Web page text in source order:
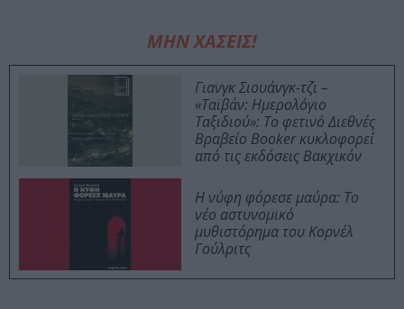
ΜΗΝ ΧΑΣΕΙΣ!
Γιανγκ Σιουάνγκ-τζι –
«Ταϊβάν: Ημερολόγιο
Ταξιδιού»: Το φετινό Διεθνές
Βραβείο Booker κυκλοφορεί
από τις εκδόσεις Βακχικόν
Η νύφη φόρεσε μαύρα: Το
νέο αστυνομικό
μυθιστόρημα του Κορνέλ
Γούλριτς